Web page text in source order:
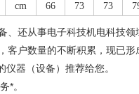
cm 66 73 73
、还从事电子科技机电科技
户数量的不断积累，现已形
器（设备）推荐给您。
*。